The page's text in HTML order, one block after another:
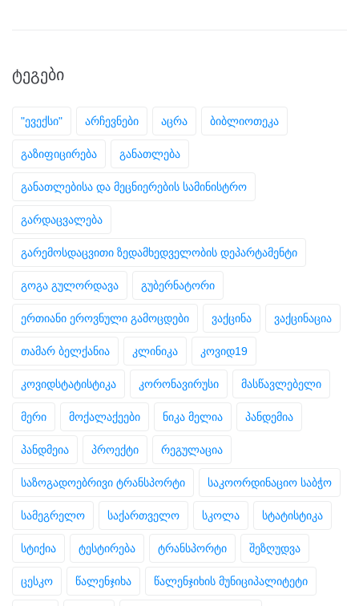
ᲢᲔᲒᲔᲑᲘ
"ევექსი" არჩევნები აცრა ბიბლიოთეკა
გაზიფიცირება განათლება
განათლებისა და მეცნიერების სამინისტრო
გარდაცვალება
გარემოსდაცვითი ზედამხედველობის დეპარტამენტი
გოგა გულორდავა გუბერნატორი
ერთიანი ეროვნული გამოცდები ვაქცინა ვაქცინაცია
თამარ ბელქანია კლინიკა კოვიდ19
კოვიდსტატისტიკა კორონავირუსი მასწავლებელი
მერი მოქალაქეები ნიკა მელია პანდემია
პანდმეია პროექტი რეგულაცია
საზოგადოებრივი ტრანსპორტი საკოორდინაციო საბჭო
სამეგრელო საქართველო სკოლა სტატისტიკა
სტიქია ტესტირება ტრანსპორტი შეზღუდვა
ცესკო წალენჯიხა წალენჯიხის მუნიციპალიტეტი